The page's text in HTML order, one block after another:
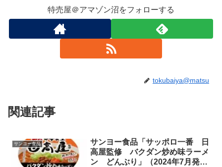
特売屋＠アマゾン沼をフォローする
tokubaiya@matsu
関連記事
サンヨー食品
サンヨー食品「サッポロ一番 日
高屋監修 バクダン炒め味ラーメ
ン どんぶり」（2024年7月発